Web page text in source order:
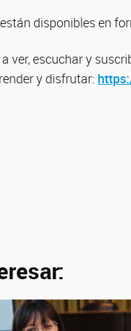
disponibles en
ver, escuchar y
y disfrutar: